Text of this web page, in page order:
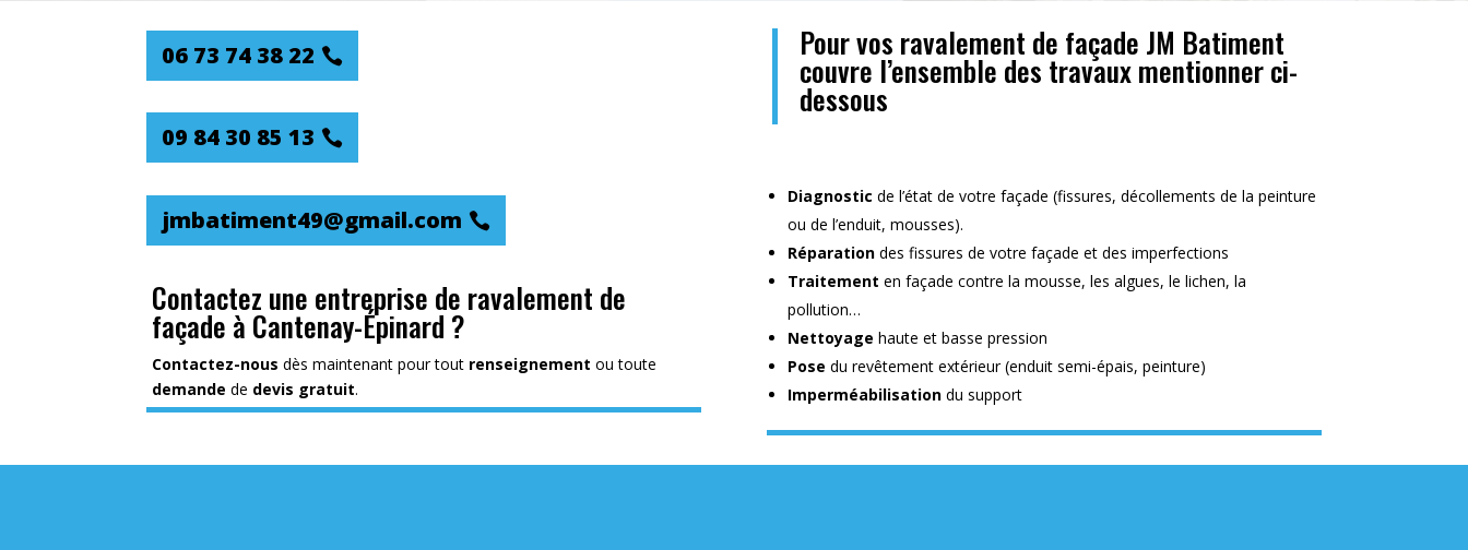
06 73 74 38 22
09 84 30 85 13
jmbatiment49@gmail.com
Contactez une entreprise de ravalement de
façade à Cantenay-Épinard ?
Contactez-nous dès maintenant pour tout renseignement ou toute
demande de devis gratuit.
Pour vos ravalement de façade JM Batiment
couvre l’ensemble des travaux mentionner ci-
dessous
Diagnostic de l’état de votre façade (fissures, décollements de la peinture
ou de l’enduit, mousses).
Réparationdes fissures de votre façade et des imperfections
Traitement en façade contre la mousse, les algues, le lichen, la
pollution…
Nettoyage haute et basse pression
Pose du revêtement extérieur (enduit semi-épais, peinture)
Imperméabilisation du support